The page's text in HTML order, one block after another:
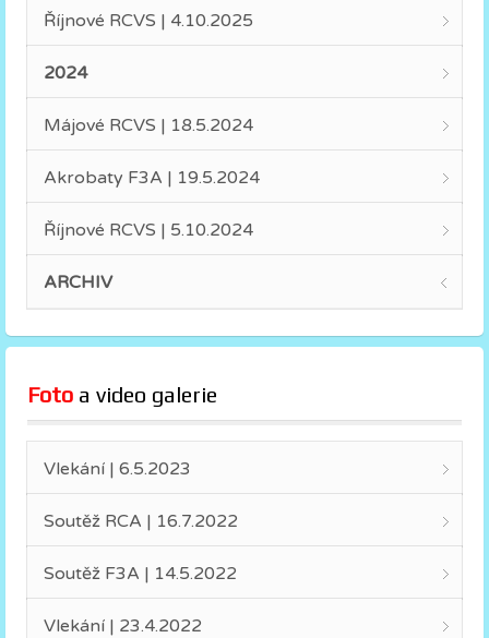
Říjnové RCVS | 4.10.2025
2024
Májové RCVS | 18.5.2024
Akrobaty F3A | 19.5.2024
Říjnové RCVS | 5.10.2024
ARCHIV
Foto a video galerie
Vlekání | 6.5.2023
Soutěž RCA | 16.7.2022
Soutěž F3A | 14.5.2022
Vlekání | 23.4.2022